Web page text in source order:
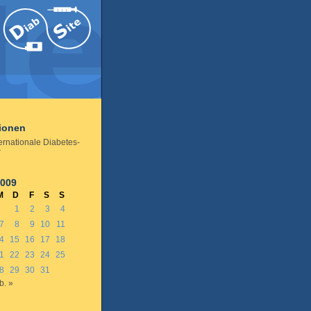
Diabetes-
D F S
S
1
2 3
4
7 8 9 10
11
15 16 17
18
22 23 24 25
29 30 31
»